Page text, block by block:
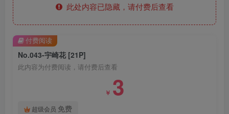
此处内容已隐藏，请付费后查看
No.043-宇崎花 [21P]
此内容为付费阅读，请付费后查看
￥ 3
超级会员 免费
付费阅读